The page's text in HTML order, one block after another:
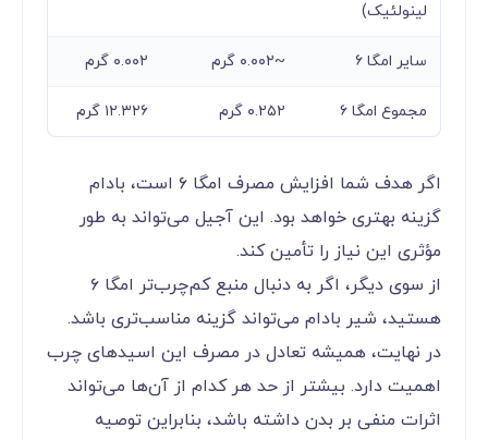
لینولئیک)
سایر امگا ۶ ~۰.۰۰۲ گرم ۰.۰۰۲ گرم
مجموع امگا ۶ ۰.۲۵۲ گرم ۱۲.۳۲۶ گرم
اگر هدف شما افزایش مصرف امگا ۶ است، بادام
گزینه بهتری خواهد بود. این آجیل می‌تواند به طور
مؤثری این نیاز را تأمین کند.
از سوی دیگر، اگر به دنبال منبع کم‌چرب‌تر امگا ۶
هستید، شیر بادام می‌تواند گزینه مناسب‌تری باشد.
در نهایت، همیشه تعادل در مصرف این اسیدهای چرب
اهمیت دارد. بیشتر از حد هر کدام از آن‌ها می‌تواند
اثرات منفی بر بدن داشته باشد، بنابراین توصیه